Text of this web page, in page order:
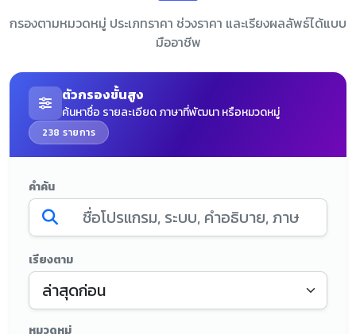
กรองตามหมวดหมู่ ประเภทราคา ช่วงราคา และเรียงผลลัพธ์ได้แบบ
มืออาชีพ
ตัวกรองขั้นสูง
ค้นหาชื่อ รายละเอียด ภาษาที่พัฒนา หรือหมวดหมู่
238 รายการ
คำค้น
เรียงตาม
หมวดหมู่